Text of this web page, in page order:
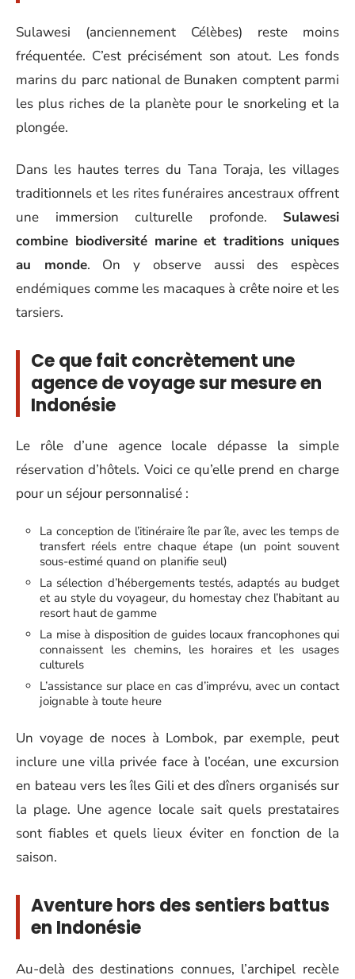
Sulawesi (anciennement Célèbes) reste moins
fréquentée. C’est précisément son atout. Les fonds
marins du parc national de Bunaken comptent parmi
les plus riches de la planète pour le snorkeling et la
plongée.
Dans les hautes terres du Tana Toraja, les villages
traditionnels et les rites funéraires ancestraux offrent
une immersion culturelle profonde. Sulawesi
combine biodiversité marine et traditions uniques
au monde. On y observe aussi des espèces
endémiques comme les macaques à crête noire et les
tarsiers.
Ce que fait concrètement une
agence de voyage sur mesure en
Indonésie
Le rôle d’une agence locale dépasse la simple
réservation d’hôtels. Voici ce qu’elle prend en charge
pour un séjour personnalisé :
La conception de l’itinéraire île par île, avec les temps de
transfert réels entre chaque étape (un point souvent
sous-estimé quand on planifie seul)
La sélection d’hébergements testés, adaptés au budget
et au style du voyageur, du homestay chez l’habitant au
resort haut de gamme
La mise à disposition de guides locaux francophones qui
connaissent les chemins, les horaires et les usages
culturels
L’assistance sur place en cas d’imprévu, avec un contact
joignable à toute heure
Un voyage de noces à Lombok, par exemple, peut
inclure une villa privée face à l’océan, une excursion
en bateau vers les îles Gili et des dîners organisés sur
la plage. Une agence locale sait quels prestataires
sont fiables et quels lieux éviter en fonction de la
saison.
Aventure hors des sentiers battus
en Indonésie
Au-delà des destinations connues, l’archipel recèle